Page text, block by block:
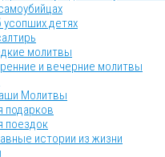
усопших детях
молитвы
и вечерние молитвы
Молитвы
подарков
поездок
истории из жизни